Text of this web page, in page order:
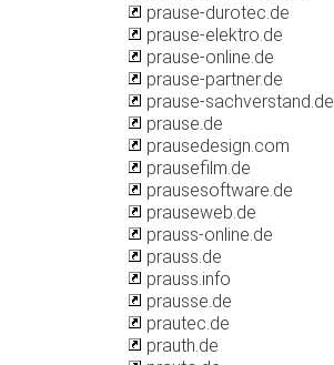
prause-durotec.de
prause-elektro.de
prause-online.de
prause-partner.de
prause-sachverstand.de
prause.de
prausedesign.com
prausefilm.de
prausesoftware.de
prauseweb.de
prauss-online.de
prauss.de
prauss.info
prausse.de
prautec.de
prauth.de